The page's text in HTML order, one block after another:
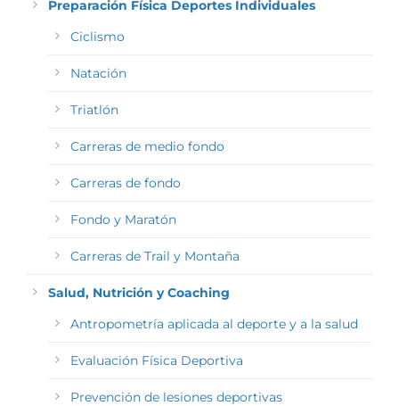
Preparación Física Deportes Individuales
Ciclismo
Natación
Triatlón
Carreras de medio fondo
Carreras de fondo
Fondo y Maratón
Carreras de Trail y Montaña
Salud, Nutrición y Coaching
Antropometría aplicada al deporte y a la salud
Evaluación Física Deportiva
Prevención de lesiones deportivas